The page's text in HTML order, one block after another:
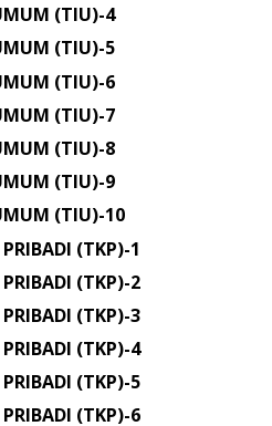
(TIU)-4
(TIU)-5
(TIU)-6
(TIU)-7
(TIU)-8
(TIU)-9
(TIU)-10
(TKP)-1
PRIBADI (TKP)-2
PRIBADI (TKP)-3
PRIBADI (TKP)-4
PRIBADI (TKP)-5
PRIBADI (TKP)-6